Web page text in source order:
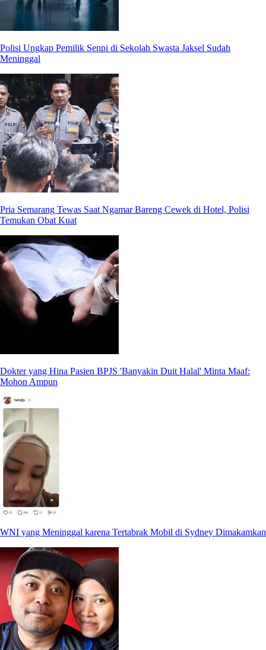
Polisi Ungkap Pemilik Senpi di Sekolah Swasta Jaksel Sudah
Meninggal
Pria Semarang Tewas Saat Ngamar Bareng Cewek di Hotel, Polisi
Temukan Obat Kuat
Dokter yang Hina Pasien BPJS 'Banyakin Duit Halal' Minta Maaf:
Mohon Ampun
WNI yang Meninggal karena Tertabrak Mobil di Sydney Dimakamkan